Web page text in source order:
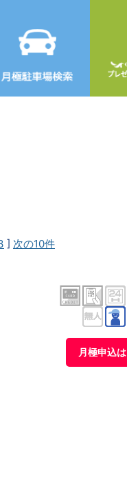
] 次の10件
月極申込